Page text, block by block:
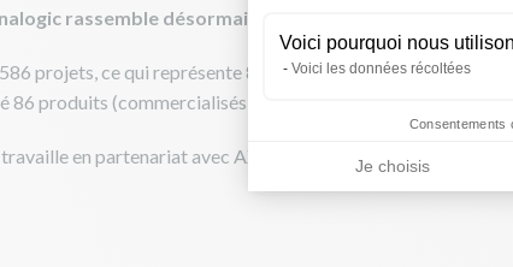
Voici pourquoi nous
Voici les données récoltées
Consentements
Je choisis
rassemble désormais plus de 400 adhérents.
projets, ce qui représente 881 millions d’euros de
86 produits (commercialisés ou en voie de commercialisation).
en partenariat avec AXELERA sur les sujets du